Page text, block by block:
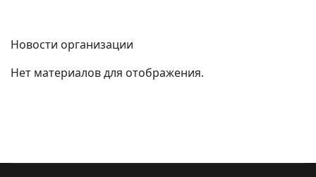
Новости организации
Нет материалов для отображения.